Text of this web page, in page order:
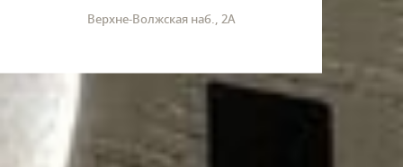
Верхне-Волжская наб., 2А